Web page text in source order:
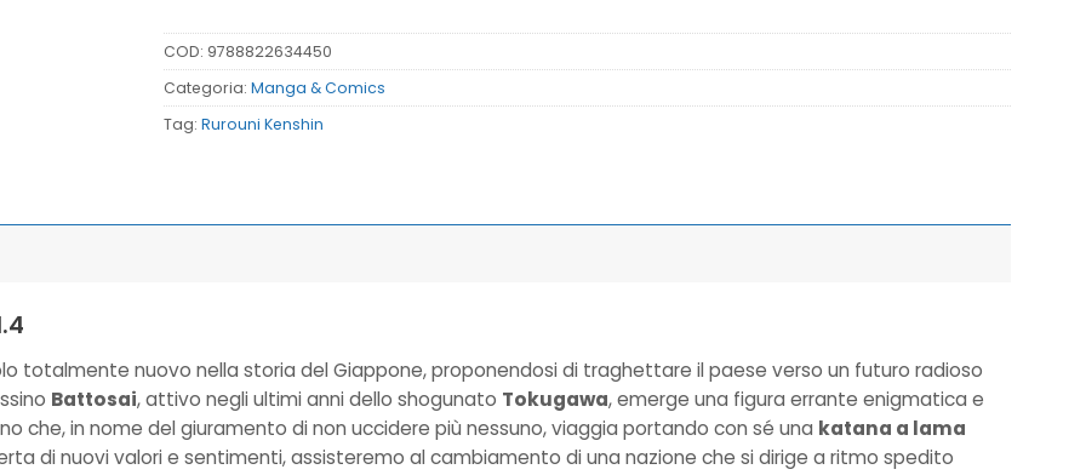
COD: 9788822634450
Categoria: Manga & Comics
Tag: Rurouni Kenshin
totalmente nuovo nella storia del Giappone, proponendosi di traghettare il paese verso un futuro radioso
Battosai, attivo negli ultimi anni dello shogunato Tokugawa, emerge una figura errante enigmatica e
che, in nome del giuramento di non uccidere più nessuno, viaggia portando con sé una katana a lama
di nuovi valori e sentimenti, assisteremo al cambiamento di una nazione che si dirige a ritmo spedito